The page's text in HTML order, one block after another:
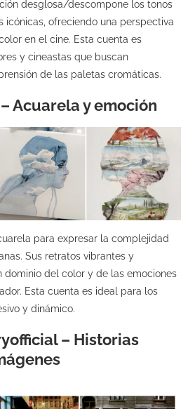
desglosa/descompone los tonos
icónicas, ofreciendo una perspectiva
en el cine. Esta cuenta es
y cineastas que buscan
de las paletas cromáticas.
Acuarela y emoción
para expresar la complejidad
Sus retratos vibrantes y
dominio del color y de las emociones
Esta cuenta es ideal para los
y dinámico.
– Historias